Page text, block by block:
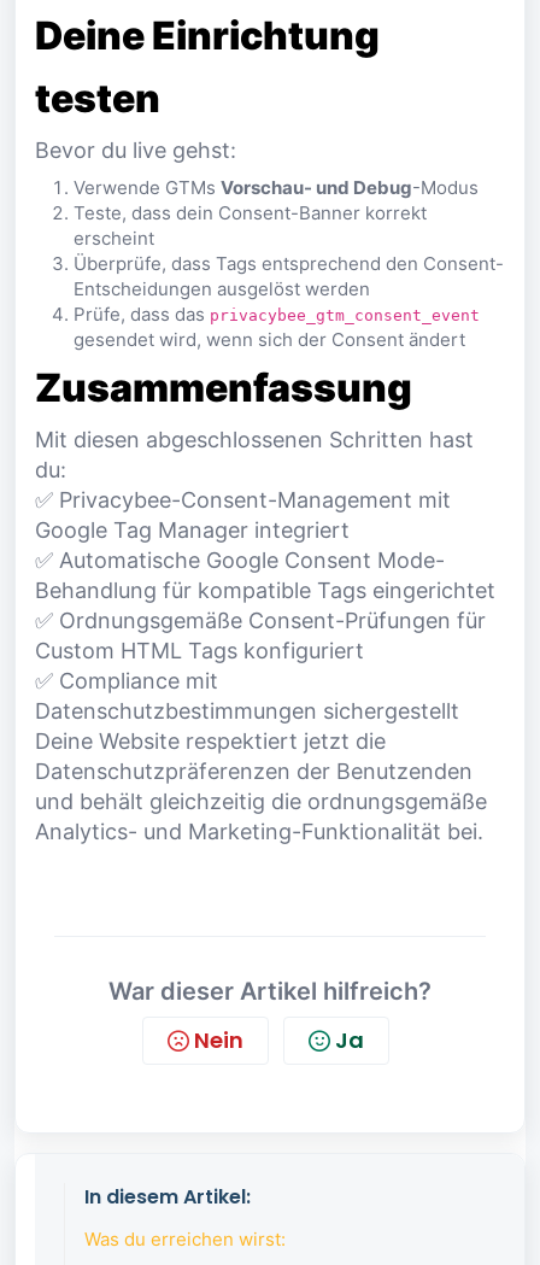
Deine Einrichtung
testen
Bevor du live gehst:
Verwende GTMs Vorschau- und Debug-Modus
Teste, dass dein Consent-Banner korrekt
erscheint
Überprüfe, dass Tags entsprechend den Consent-
Entscheidungen ausgelöst werden
Prüfe, dass das privacybee_gtm_consent_event
gesendet wird, wenn sich der Consent ändert
Zusammenfassung
Mit diesen abgeschlossenen Schritten hast
du:
✅ Privacybee-Consent-Management mit
Google Tag Manager integriert
✅ Automatische Google Consent Mode-
Behandlung für kompatible Tags eingerichtet
✅ Ordnungsgemäße Consent-Prüfungen für
Custom HTML Tags konfiguriert
✅ Compliance mit
Datenschutzbestimmungen sichergestellt
Deine Website respektiert jetzt die
Datenschutzpräferenzen der Benutzenden
und behält gleichzeitig die ordnungsgemäße
Analytics- und Marketing-Funktionalität bei.
War dieser Artikel hilfreich?
Nein Ja
In diesem Artikel:
Was du erreichen wirst: